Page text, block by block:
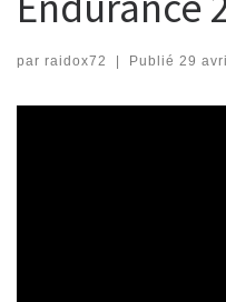
par raidox72 | Publié 29